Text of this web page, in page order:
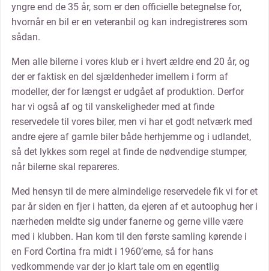
yngre end de 35 år, som er den officielle betegnelse for,
hvornår en bil er en veteranbil og kan indregistreres som
sådan.
Men alle bilerne i vores klub er i hvert ældre end 20 år, og
der er faktisk en del sjældenheder imellem i form af
modeller, der for længst er udgået af produktion. Derfor
har vi også af og til vanskeligheder med at finde
reservedele til vores biler, men vi har et godt netværk med
andre ejere af gamle biler både herhjemme og i udlandet,
så det lykkes som regel at finde de nødvendige stumper,
når bilerne skal repareres.
Med hensyn til de mere almindelige reservedele fik vi for et
par år siden en fjer i hatten, da ejeren af et autoophug her i
nærheden meldte sig under fanerne og gerne ville være
med i klubben. Han kom til den første samling kørende i
en Ford Cortina fra midt i 1960’erne, så for hans
vedkommende var der jo klart tale om en egentlig